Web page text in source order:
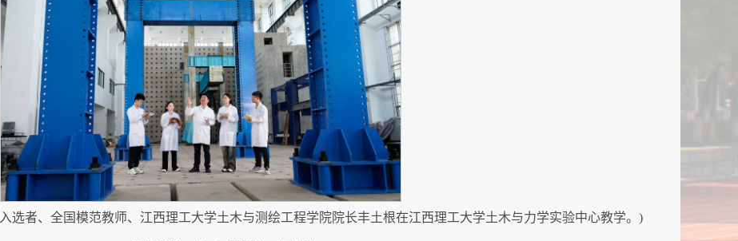
选者、全国模范教师、江西理工大学土木与测绘工程学院院长丰土根在江西理工大学土木与力学实验中心教学。)